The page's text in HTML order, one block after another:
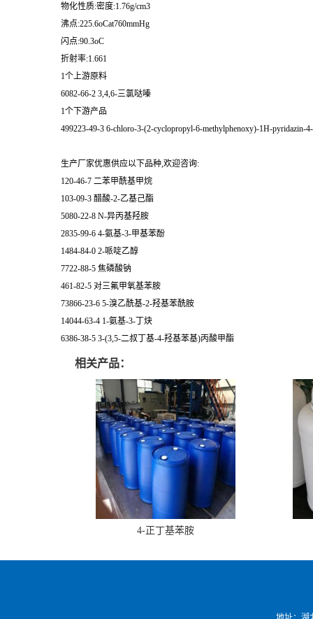
物化性质:密度:1.76g/cm3
沸点:225.6oCat760mmHg
闪点:90.3oC
折射率:1.661
1个上游原料
6082-66-2 3,4,6-三氯哒嗪
1个下游产品
499223-49-3 6-chloro-3-(2-cyclopropyl-6-methylphenoxy)-1H-pyridazin-
生产厂家优惠供应以下品种,欢迎咨询:
120-46-7 二苯甲酰基甲烷
103-09-3 醋酸-2-乙基己酯
5080-22-8 N-异丙基羟胺
2835-99-6 4-氨基-3-甲基苯酚
1484-84-0 2-哌啶乙醇
7722-88-5 焦磷酸钠
461-82-5 对三氟甲氧基苯胺
73866-23-6 5-溴乙酰基-2-羟基苯酰胺
14044-63-4 1-氨基-3-丁炔
6386-38-5 3-(3,5-二叔丁基-4-羟基苯基)丙酸甲酯
相关产品：
4-正丁基苯胺